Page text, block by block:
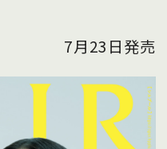
7月23日発売